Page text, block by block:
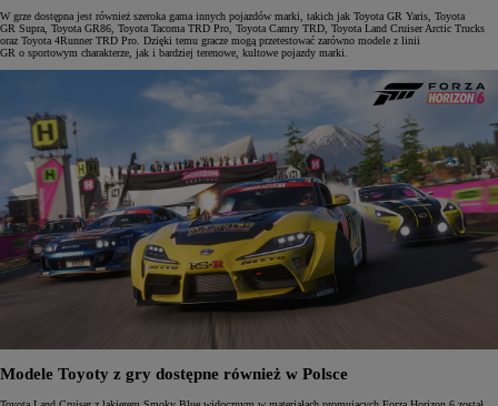
W grze dostępna jest również szeroka gama innych pojazdów marki, takich jak Toyota GR Yaris, Toyota
GR Supra, Toyota GR86, Toyota Tacoma TRD Pro, Toyota Camry TRD, Toyota Land Cruiser Arctic Trucks
oraz Toyota 4Runner TRD Pro. Dzięki temu gracze mogą przetestować zarówno modele z linii
GR o sportowym charakterze, jak i bardziej terenowe, kultowe pojazdy marki.
Modele Toyoty z gry dostępne również w Polsce